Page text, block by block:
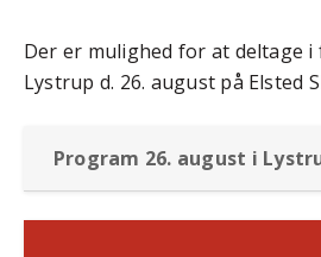
Der er mulighed for at deltage
Lystrup d. 26. august på Elsted
Program 26. august i